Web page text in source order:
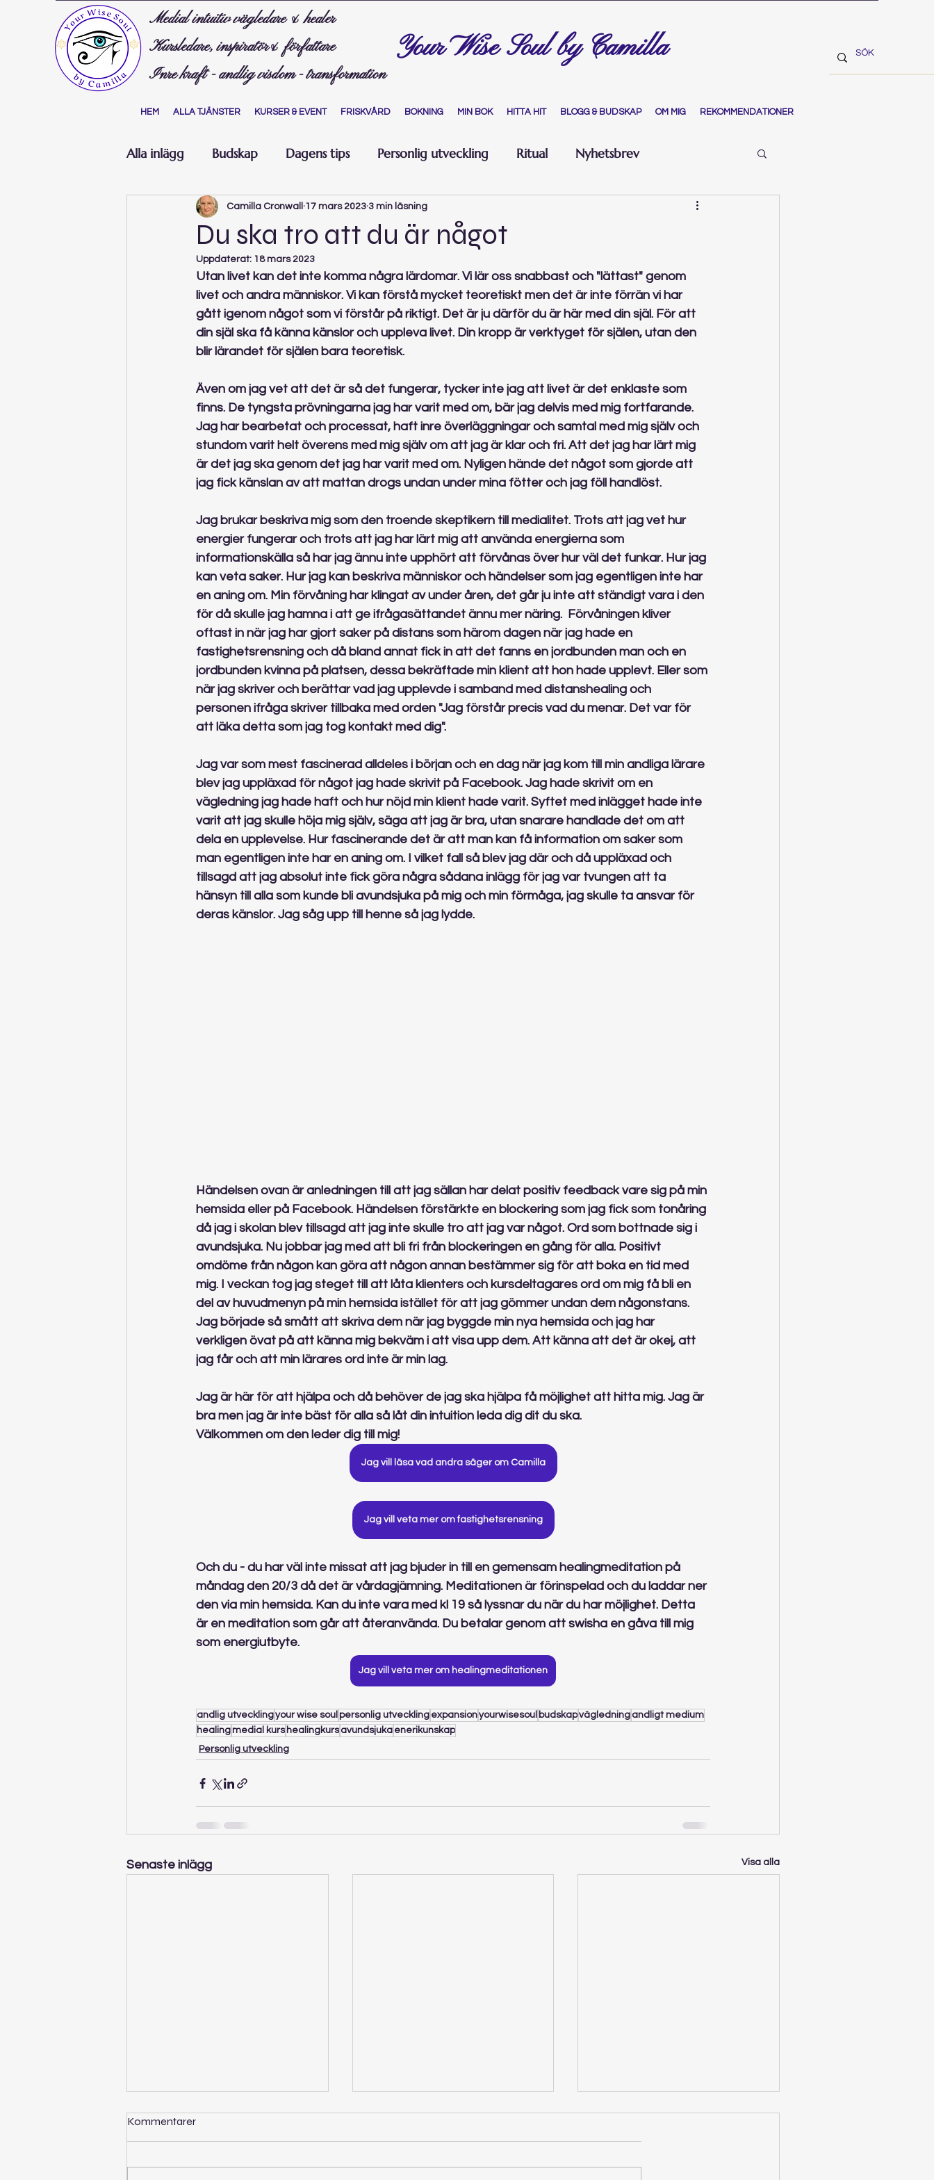
Medial intuitiv vägledare & healer
Kursledare, inspiratör& författare
Inre kraft - andlig visdom - transformation
Your Wise Soul by Camilla
HEM ALLA TJÄNSTER KURSER & EVENT FRISKVÅRD BOKNING MIN BOK HITTA HIT BLOGG & BUDSKAP OM MIG REKOMMENDATIONER
Alla inlägg Budskap Dagens tips Personlig utveckling Ritual Nyhetsbrev
Du ska tro att du är något
Camilla Cronwall 17 mars 2023 3 min läsning
Uppdaterat: 18 mars 2023
Utan livet kan det inte komma några lärdomar. Vi lär oss snabbast och "lättast" genom
livet och andra människor. Vi kan förstå mycket teoretiskt men det är inte förrän vi har
gått igenom något som vi förstår på riktigt. Det är ju därför du är här med din själ. För att
din själ ska få känna känslor och uppleva livet. Din kropp är verktyget för själen, utan den
blir lärandet för själen bara teoretisk.
Även om jag vet att det är så det fungerar, tycker inte jag att livet är det enklaste som
finns. De tyngsta prövningarna jag har varit med om, bär jag delvis med mig fortfarande.
Jag har bearbetat och processat, haft inre överläggningar och samtal med mig själv och
stundom varit helt överens med mig själv om att jag är klar och fri. Att det jag har lärt mig
är det jag ska genom det jag har varit med om. Nyligen hände det något som gjorde att
jag fick känslan av att mattan drogs undan under mina fötter och jag föll handlöst.
Jag brukar beskriva mig som den troende skeptikern till medialitet. Trots att jag vet hur
energier fungerar och trots att jag har lärt mig att använda energierna som
informationskälla så har jag ännu inte upphört att förvånas över hur väl det funkar. Hur jag
kan veta saker. Hur jag kan beskriva människor och händelser som jag egentligen inte har
en aning om. Min förvåning har klingat av under åren, det går ju inte att ständigt vara i den
för då skulle jag hamna i att ge ifrågasättandet ännu mer näring.  Förvåningen kliver
oftast in när jag har gjort saker på distans som härom dagen när jag hade en
fastighetsrensning och då bland annat fick in att det fanns en jordbunden man och en
jordbunden kvinna på platsen, dessa bekräftade min klient att hon hade upplevt. Eller som
när jag skriver och berättar vad jag upplevde i samband med distanshealing och
personen ifråga skriver tillbaka med orden "Jag förstår precis vad du menar. Det var för
att läka detta som jag tog kontakt med dig".
Jag var som mest fascinerad alldeles i början och en dag när jag kom till min andliga lärare
blev jag uppläxad för något jag hade skrivit på Facebook. Jag hade skrivit om en
vägledning jag hade haft och hur nöjd min klient hade varit. Syftet med inlägget hade inte
varit att jag skulle höja mig själv, säga att jag är bra, utan snarare handlade det om att
dela en upplevelse. Hur fascinerande det är att man kan få information om saker som
man egentligen inte har en aning om. I vilket fall så blev jag där och då uppläxad och
tillsagd att jag absolut inte fick göra några sådana inlägg för jag var tvungen att ta
hänsyn till alla som kunde bli avundsjuka på mig och min förmåga, jag skulle ta ansvar för
deras känslor. Jag såg upp till henne så jag lydde.
Händelsen ovan är anledningen till att jag sällan har delat positiv feedback vare sig på min
hemsida eller på Facebook. Händelsen förstärkte en blockering som jag fick som tonåring
då jag i skolan blev tillsagd att jag inte skulle tro att jag var något. Ord som bottnade sig i
avundsjuka. Nu jobbar jag med att bli fri från blockeringen en gång för alla. Positivt
omdöme från någon kan göra att någon annan bestämmer sig för att boka en tid med
mig. I veckan tog jag steget till att låta klienters och kursdeltagares ord om mig få bli en
del av huvudmenyn på min hemsida istället för att jag gömmer undan dem någonstans.
Jag började så smått att skriva dem när jag byggde min nya hemsida och jag har
verkligen övat på att känna mig bekväm i att visa upp dem. Att känna att det är okej, att
jag får och att min lärares ord inte är min lag.
Jag är här för att hjälpa och då behöver de jag ska hjälpa få möjlighet att hitta mig. Jag är
bra men jag är inte bäst för alla så låt din intuition leda dig dit du ska.
Välkommen om den leder dig till mig!
Jag vill läsa vad andra säger om Camilla
Jag vill veta mer om fastighetsrensning
Och du - du har väl inte missat att jag bjuder in till en gemensam healingmeditation på
måndag den 20/3 då det är vårdagjämning. Meditationen är förinspelad och du laddar ner
den via min hemsida. Kan du inte vara med kl 19 så lyssnar du när du har möjlighet. Detta
är en meditation som går att återanvända. Du betalar genom att swisha en gåva till mig
som energiutbyte.
Jag vill veta mer om healingmeditationen
andlig utvecklingyour wise soul personlig utveckling expansionyourwisesoul budskapvägledning andligt medium
healingmedial kurs healingkurs avundsjuka enerikunskap
Personlig utveckling
Senaste inlägg Visa alla
Kommentarer